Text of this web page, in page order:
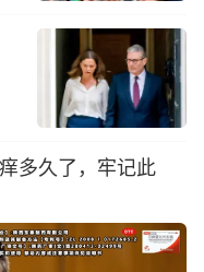
多久了，牢记此